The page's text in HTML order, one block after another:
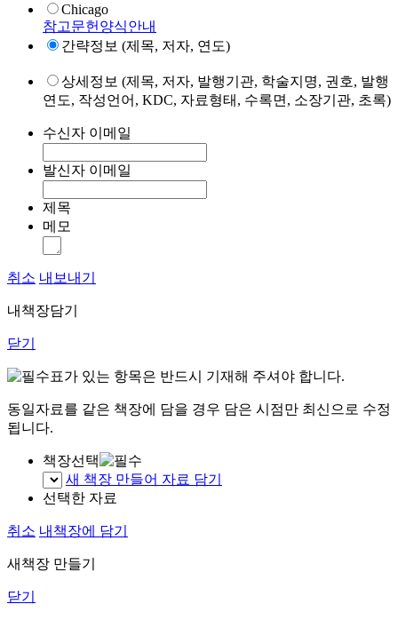
Chicago
참고문헌양식안내
간략정보 (제목, 저자, 연도)
상세정보 (제목, 저자, 발행기관, 학술지명, 권호, 발행
연도, 작성언어, KDC, 자료형태, 수록면, 소장기관, 초록)
수신자 이메일
발신자 이메일
제목
메모
취소 내보내기
내책장담기
닫기
표가 있는 항목은 반드시 기재해 주셔야 합니다.
동일자료를 같은 책장에 담을 경우 담은 시점만 최신으로 수정
됩니다.
책장선택
새 책장 만들어 자료 담기
선택한 자료
취소 내책장에 담기
새책장 만들기
닫기